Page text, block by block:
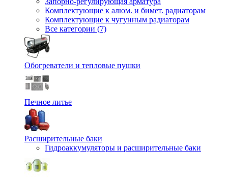
Комплектующие к алюм. и бимет. радиаторам
Комплектующие к чугунным радиаторам
Все категории (7)
Обогреватели и тепловые пушки
Печное литье
Расширительные баки
Гидроаккумуляторы и расширительные баки